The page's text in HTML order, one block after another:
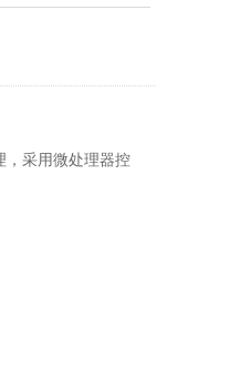
，采用微处理器控